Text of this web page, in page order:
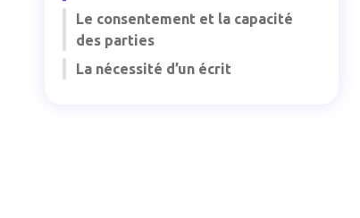
Le consentement et la capacité
des parties
La nécessité d’un écrit